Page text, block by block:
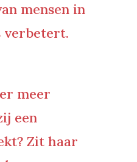
mensen in
verbetert.
meer
een
Zit haar